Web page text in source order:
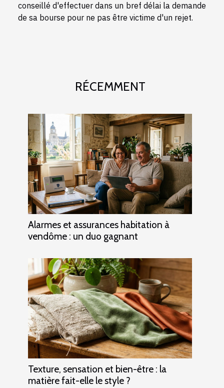
conseillé d'effectuer dans un bref délai la demande
de sa bourse pour ne pas être victime d'un rejet.
RÉCEMMENT
Alarmes et assurances habitation à
vendôme : un duo gagnant
Texture, sensation et bien-être : la
matière fait-elle le style ?